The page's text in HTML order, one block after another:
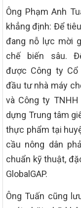
Ông Phạm Anh
khẳng định: Để
đang nỗ lực mời
chế biến sâu.
được Công ty Cổ
đầu tư nhà máy
và Công ty
dựng Trung tâm
thực phẩm tại
cầu nông dân
chuẩn kỹ thuật,
GlobalGAP.
Ông Tuấn cũng